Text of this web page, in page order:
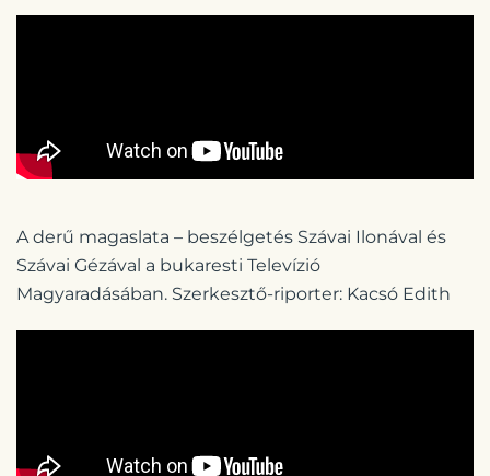
A derű magaslata – beszélgetés Szávai Ilonával és
Szávai Gézával a bukaresti Televízió
Magyaradásában. Szerkesztő-riporter: Kacsó Edith